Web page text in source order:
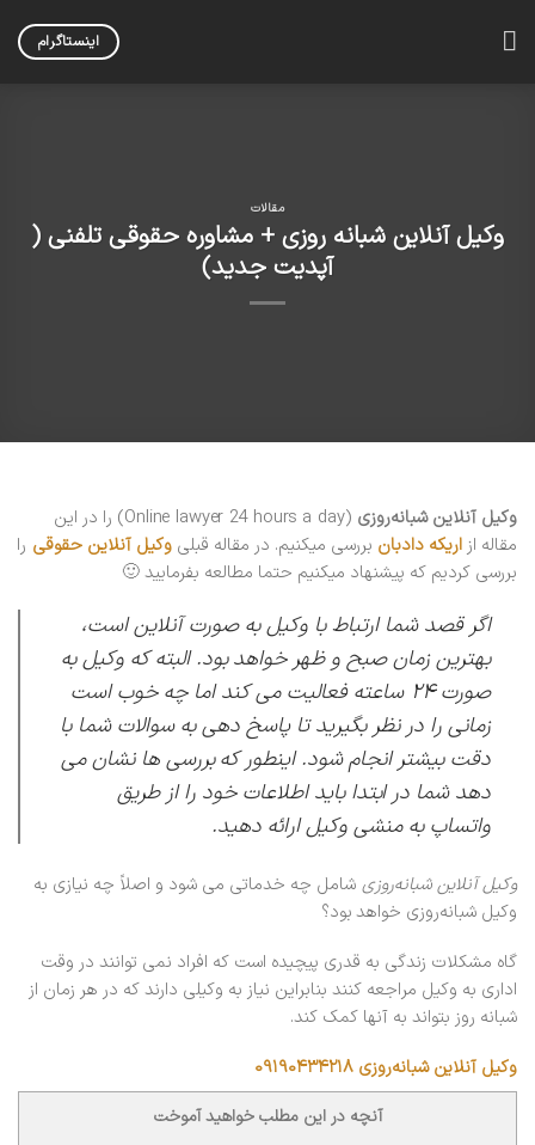
اینستاگرام
مقالات
وکیل آنلاین شبانه روزی + مشاوره حقوقی تلفنی (
آپدیت جدید)
وکیل آنلاین شبانه‌روزی
(Online lawyer 24 hours a day) را در این
مقاله از اریکه دادبان بررسی میکنیم. در مقاله قبلی وکیل آنلاین حقوقی را
بررسی کردیم که پیشنهاد میکنیم حتما مطالعه بفرمایید 🙂
اگر قصد شما ارتباط با وکیل به صورت آنلاین است،
بهترین زمان صبح و ظهر خواهد بود. البته که وکیل به
صورت ۲۴ ساعته فعالیت می کند اما چه خوب است
زمانی را در نظر بگیرید تا پاسخ دهی به سوالات شما با
دقت بیشتر انجام شود. اینطور که بررسی ها نشان می
دهد شما در ابتدا باید اطلاعات خود را از طریق
واتساپ به منشی وکیل ارائه دهید.
وکیل آنلاین شبانه‌روزی شامل چه خدماتی می شود و اصلاً چه نیازی به
وکیل شبانه‌روزی خواهد بود؟
گاه مشکلات زندگی به قدری پیچیده است که افراد نمی توانند در وقت
اداری به وکیل مراجعه کنند بنابراین نیاز به وکیلی دارند که در هر زمان از
شبانه روز بتواند به آنها کمک کند.
وکیل آنلاین شبانه‌روزی ۰۹۱۹۰۴۳۴۲۱۸
آنچه در این مطلب خواهید آموخت